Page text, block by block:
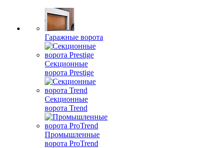
Гаражные ворота
Секционные
ворота Prestige
Секционные
ворота Trend
Промышленные
ворота ProTrend